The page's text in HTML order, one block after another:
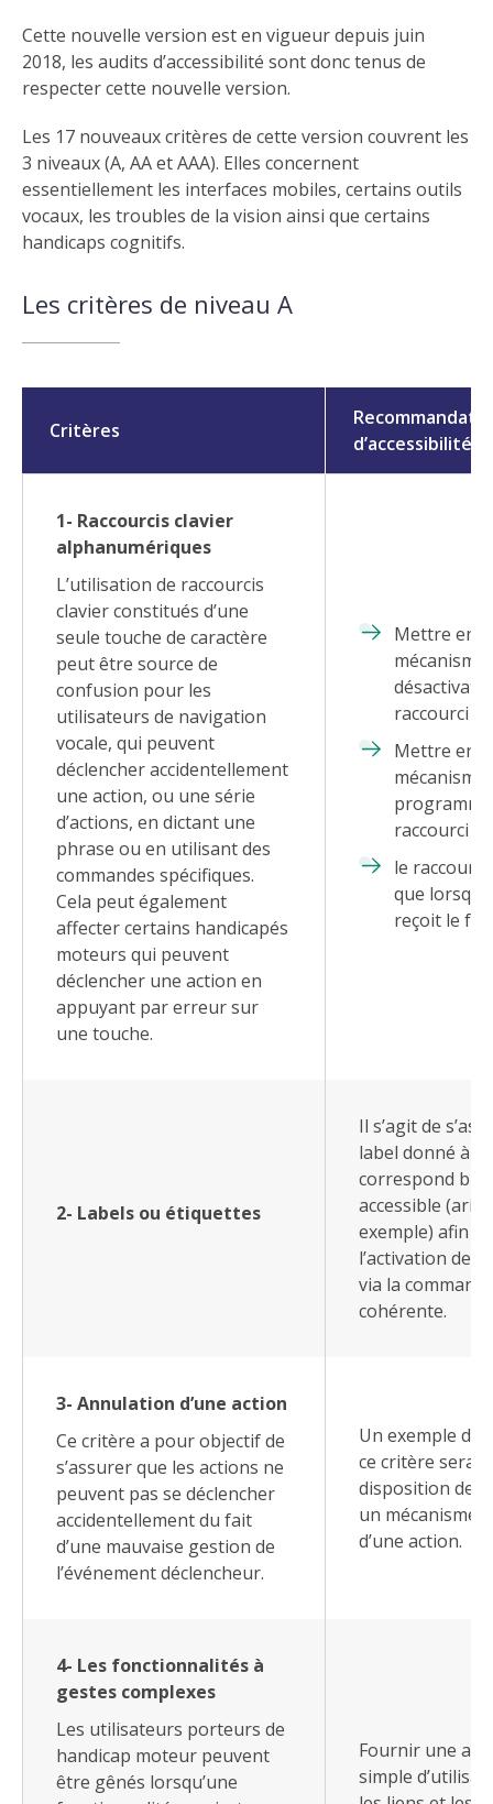
Cette nouvelle version est en vigueur depuis juin
2018, les audits d’accessibilité sont donc tenus de
respecter cette nouvelle version.
Les 17 nouveaux critères de cette version couvrent les
3 niveaux (A, AA et AAA). Elles concernent
essentiellement les interfaces mobiles, certains outils
vocaux, les troubles de la vision ainsi que certains
handicaps cognitifs.
Les critères de niveau A
Critères
d’accessibilité
1- Raccourcis clavier
alphanumériques
L’utilisation de raccourcis
clavier constitués d’une
seule touche de caractère
peut être source de
confusion pour les
utilisateurs de navigation
vocale, qui peuvent
déclencher accidentellement
une action, ou une série
d’actions, en dictant une
phrase ou en utilisant des
commandes spécifiques.
Cela peut également
affecter certains handicapés
moteurs qui peuvent
déclencher une action en
appuyant par erreur sur
une touche.
Mettre en
mécanisme
raccourci ;
Mettre en
mécanisme
raccourci ;
le raccourci
que
reçoit le
2- Labels ou étiquettes
Il s’agit de
label donné à
correspond
accessible
exemple) afin
l’activation de
via la
cohérente.
3- Annulation d’une action
Ce critère a pour objectif de
s’assurer que les actions ne
peuvent pas se déclencher
accidentellement du fait
d’une mauvaise gestion de
l’événement déclencheur.
Un exemple
ce critère serait
disposition de
un mécanisme
d’une action.
4- Les fonctionnalités à
gestes complexes
Les utilisateurs porteurs de
handicap moteur peuvent
être gênés lorsqu’une
Fournir une
simple